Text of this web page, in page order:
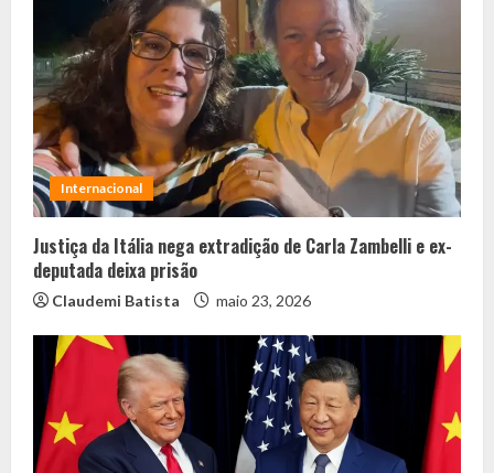
Internacional
Justiça da Itália nega extradição de Carla Zambelli e ex-
deputada deixa prisão
Claudemi Batista maio 23, 2026